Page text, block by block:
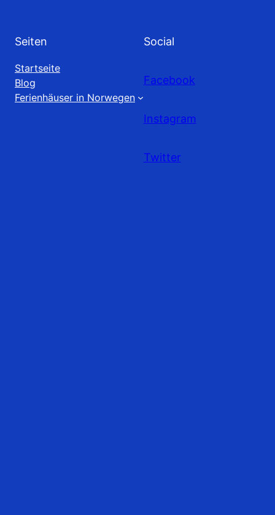
Seiten
Startseite
Blog
Ferienhäuser in Norwegen
Social
Facebook
Instagram
Twitter